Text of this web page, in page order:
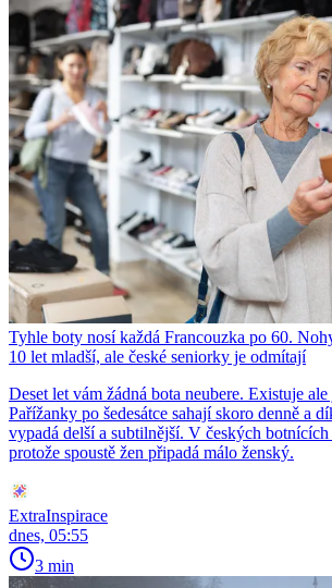
Tyhle boty nosí každá Francouzka po 60.
10 let mladší, ale české seniorky je odmítají
Deset let vám žádná bota neubere. Existuje
Pařížanky po šedesátce sahají skoro denně a
vypadá delší a subtilnější. V českých
protože spoustě žen připadá málo ženský.
ExtraInspirace
dnes, 05:55
3 min